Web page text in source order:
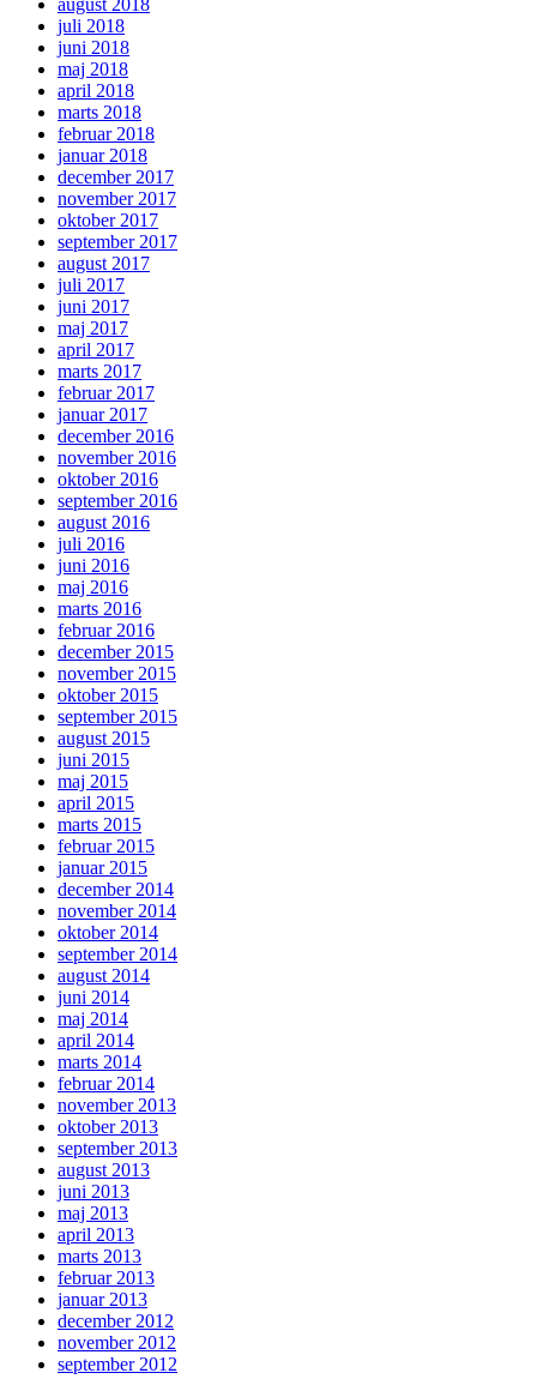
juli 2018
juni 2018
maj 2018
april 2018
marts 2018
februar 2018
januar 2018
december 2017
november 2017
oktober 2017
september 2017
august 2017
juli 2017
juni 2017
maj 2017
april 2017
marts 2017
februar 2017
januar 2017
december 2016
november 2016
oktober 2016
september 2016
august 2016
juli 2016
juni 2016
maj 2016
marts 2016
februar 2016
december 2015
november 2015
oktober 2015
september 2015
august 2015
juni 2015
maj 2015
april 2015
marts 2015
februar 2015
januar 2015
december 2014
november 2014
oktober 2014
september 2014
august 2014
juni 2014
maj 2014
april 2014
marts 2014
februar 2014
november 2013
oktober 2013
september 2013
august 2013
juni 2013
maj 2013
april 2013
marts 2013
februar 2013
januar 2013
december 2012
november 2012
september 2012